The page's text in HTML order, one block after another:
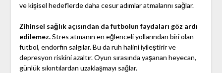
ve kişisel hedeflerde daha cesur adımlar atmalarını sağlar.
Zihinsel sağlık açısından da futbolun faydaları göz ardı
edilemez.Stres atmanın en eğlenceli yollarından biri olan
futbol, endorfin salgılar. Bu da ruh halini iyileştirir ve
depresyon riskini azaltır. Oyun sırasında yaşanan heyecan,
günlük sıkıntılardan uzaklaşmayı sağlar.